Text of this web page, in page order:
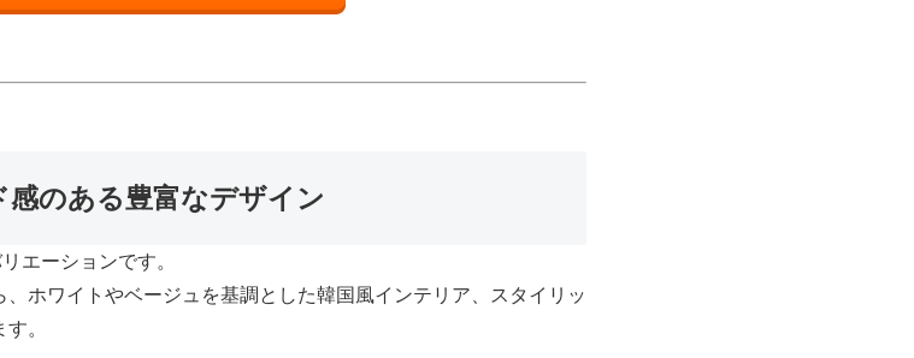
のある豊富なデザイン
エーションです。
ホワイトやベージュを基調とした韓国風インテリア、スタイリッ
。